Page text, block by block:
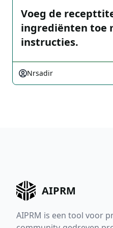
Voeg de
ingrediënten toe
instructies.
Nrsadir
AIPRM
AIPRM is een tool voor